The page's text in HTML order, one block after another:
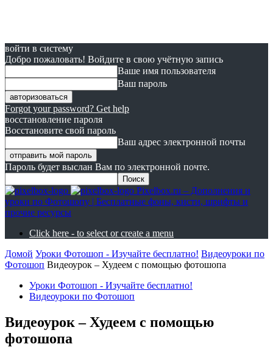
войти в систему
Добро пожаловать! Войдите в свою учётную запись
Ваше имя пользователя
Ваш пароль
Forgot your password? Get help
восстановление пароля
Восстановите свой пароль
Ваш адрес электронной почты
Пароль будет выслан Вам по электронной почте.
Pixelbox.ru – Дополнения и
уроки по Фотошопу | Бесплатные фоны, кисти, шрифты и
прочие ресурсы
Click here - to select or create a menu
Домой Уроки Фотошоп - Изучайте бесплатно! Видеоуроки по
Фотошоп Видеоурок – Худеем с помощью фотошопа
Уроки Фотошоп - Изучайте бесплатно!
Видеоуроки по Фотошоп
Видеоурок – Худеем с помощью
фотошопа